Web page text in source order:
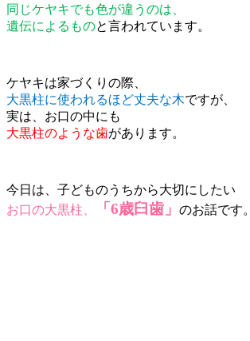
同じケヤキでも色が違うのは、
遺伝によるものと言われています。
ケヤキは家づくりの際、
大黒柱に使われるほど丈夫な木ですが、
実は、お口の中にも
大黒柱のような歯があります。
今日は、子どものうちから大切にしたい
お口の大黒柱、
「6歳臼歯」 のお話です。